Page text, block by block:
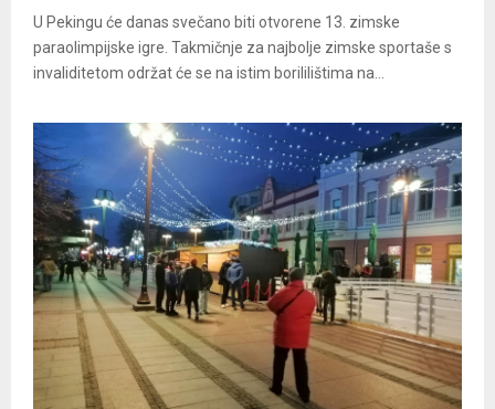
U Pekingu će danas svečano biti otvorene 13. zimske
paraolimpijske igre. Takmičnje za najbolje zimske sportaše s
invaliditetom održat će se na istim borililištima na...